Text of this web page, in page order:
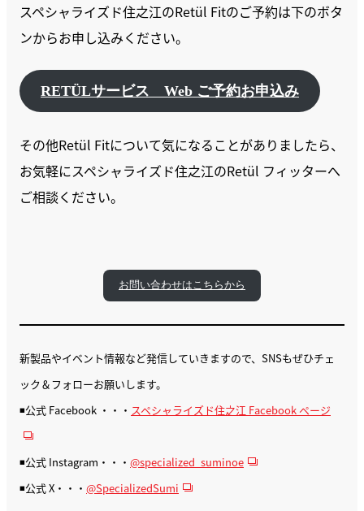
スペシャライズド住之江のRetül Fitのご予約は下のボタ
ンからお申し込みください。
RETÜLサービス Web ご予約お申込み
その他Retül Fitについて気になることがありましたら、
お気軽にスペシャライズド住之江のRetül フィッターへ
ご相談ください。
お問い合わせはこちらから
新製品やイベント情報など発信していきますので、SNSもぜひチェ
ック＆フォローお願いします。
◾️公式 Facebook ・・・ スペシャライズド住之江 Facebook ページ
◾️公式 Instagram・・・ @specialized_suminoe
◾️公式 X・・・ @SpecializedSumi